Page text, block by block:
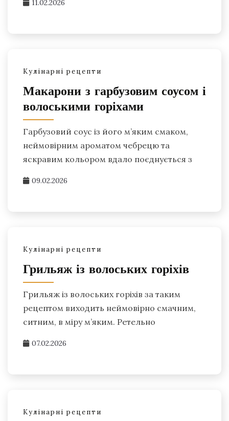
11.02.2026
Кулінарні рецепти
Макарони з гарбузовим соусом і
волоськими горіхами
Гарбузовий соус із його м’яким смаком,
неймовірним ароматом чебрецю та
яскравим кольором вдало поєднується з
09.02.2026
Кулінарні рецепти
Грильяж із волоських горіхів
Грильяж із волоських горіхів за таким
рецептом виходить неймовірно смачним,
ситним, в міру м’яким. Ретельно
07.02.2026
Кулінарні рецепти